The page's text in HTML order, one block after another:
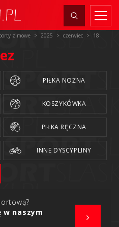
zimowe 2025 czerwiec 18
PIŁKA NOŻNA
KOSZYKÓWKA
PIŁKA RĘCZNA
INNE DYSCYPLINY
w naszym